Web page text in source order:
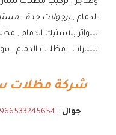
الدمام ,برجولات جدة ,
سواتر بلاستيك الدمام ,
سيارات , مظلات الدمام ,
شركة مظلات
جوال: